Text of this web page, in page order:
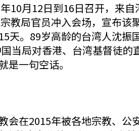
10月12日到16日召开，来
教局官员冲入会场，宣布
天。89岁高龄的台湾人沈
当局对香港、台湾基督徒
一句空话。
会在2015年被各地宗教、